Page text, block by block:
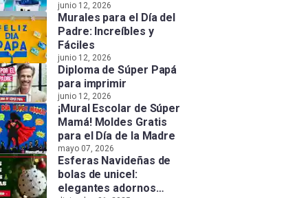
junio 12, 2026
Murales para el Día del
Padre: Increíbles y
Fáciles
junio 12, 2026
Diploma de Súper Papá
para imprimir
junio 12, 2026
¡Mural Escolar de Súper
Mamá! Moldes Gratis
para el Día de la Madre
mayo 07, 2026
Esferas Navideñas de
bolas de unicel:
elegantes adornos